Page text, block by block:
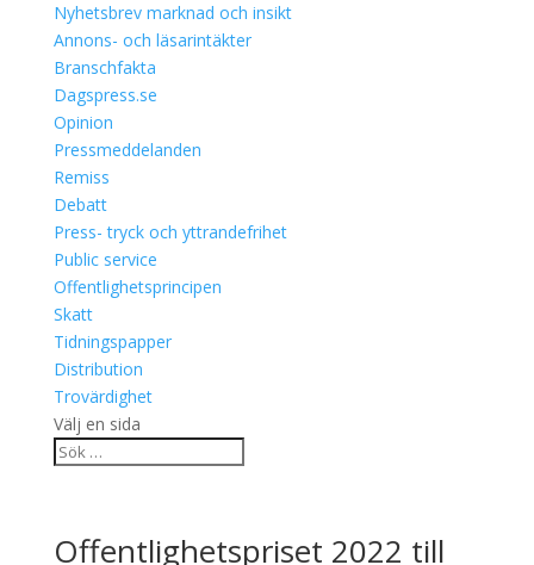
Nyhetsbrev marknad och insikt
Annons- och läsarintäkter
Branschfakta
Dagspress.se
Opinion
Pressmeddelanden
Remiss
Debatt
Press- tryck och yttrandefrihet
Public service
Offentlighetsprincipen
Skatt
Tidningspapper
Distribution
Trovärdighet
Välj en sida
Offentlighetspriset 2022 till